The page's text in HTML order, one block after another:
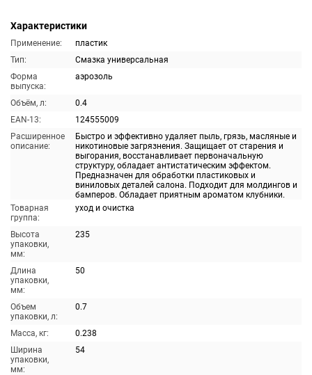
Характеристики
Применение:
пластик
Тип:
Смазка универсальная
Форма
выпуска:
аэрозоль
Объём, л:
0.4
EAN-13:
124555009
Расширенное
описание:
Быстро и эффективно удаляет пыль, грязь, масляные и
никотиновые загрязнения. Защищает от старения и
выгорания, восстанавливает первоначальную
структуру, обладает антистатическим эффектом.
Предназначен для обработки пластиковых и
виниловых деталей салона. Подходит для молдингов и
бамперов. Обладает приятным ароматом клубники.
Товарная
группа:
уход и очистка
Высота
упаковки,
мм:
235
Длина
упаковки,
мм:
50
Объем
упаковки, л:
0.7
Масса, кг:
0.238
Ширина
упаковки,
мм:
54